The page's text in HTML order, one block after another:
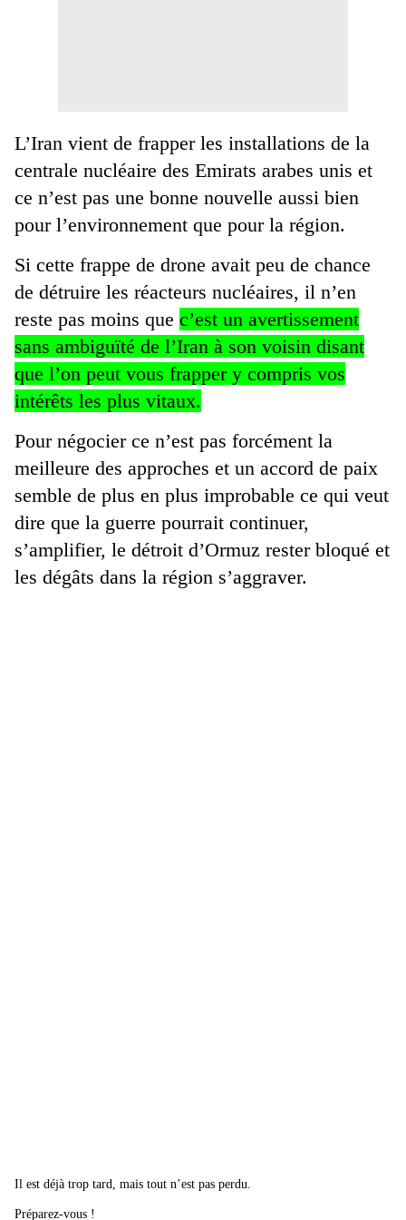
L’Iran vient de frapper les installations de la
centrale nucléaire des Emirats arabes unis et
ce n’est pas une bonne nouvelle aussi bien
pour l’environnement que pour la région.
Si cette frappe de drone avait peu de chance
de détruire les réacteurs nucléaires, il n’en
reste pas moins que c’est un avertissement
sans ambiguïté de l’Iran à son voisin disant
que l’on peut vous frapper y compris vos
intérêts les plus vitaux.
Pour négocier ce n’est pas forcément la
meilleure des approches et un accord de paix
semble de plus en plus improbable ce qui veut
dire que la guerre pourrait continuer,
s’amplifier, le détroit d’Ormuz rester bloqué et
les dégâts dans la région s’aggraver.
Il est déjà trop tard, mais tout n’est pas perdu.
Préparez-vous !